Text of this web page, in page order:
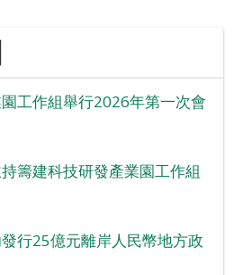
工作組舉行2026年第一次會
籌建科技研發產業園工作組
行25億元離岸人民幣地方政